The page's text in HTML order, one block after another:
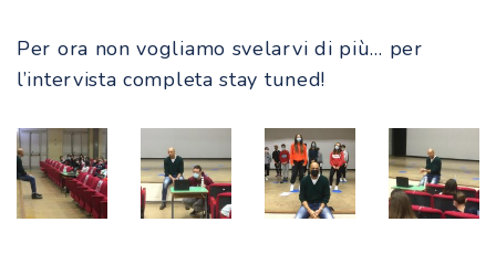
Per ora non vogliamo svelarvi di più… per
l’intervista completa stay tuned!